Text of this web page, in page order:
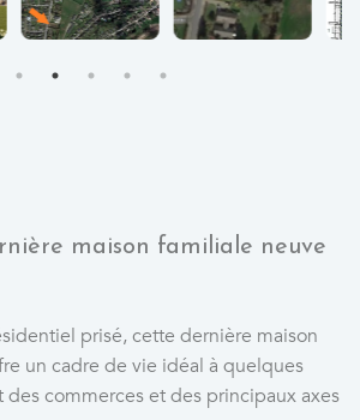
maison familiale neuve
prisé, cette dernière maison
un cadre de vie idéal à quelques
commerces et des principaux axes